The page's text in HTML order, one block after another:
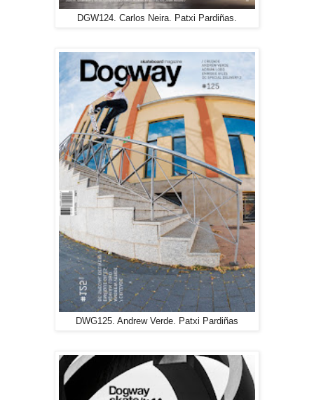
DGW124. Carlos Neira. Patxi Pardiñas.
DWG125. Andrew Verde. Patxi Pardiñas